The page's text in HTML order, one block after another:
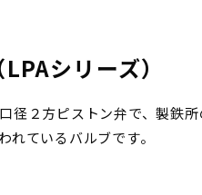
シリーズ）
径２方ピストン弁で、製鉄
ているバルブです。